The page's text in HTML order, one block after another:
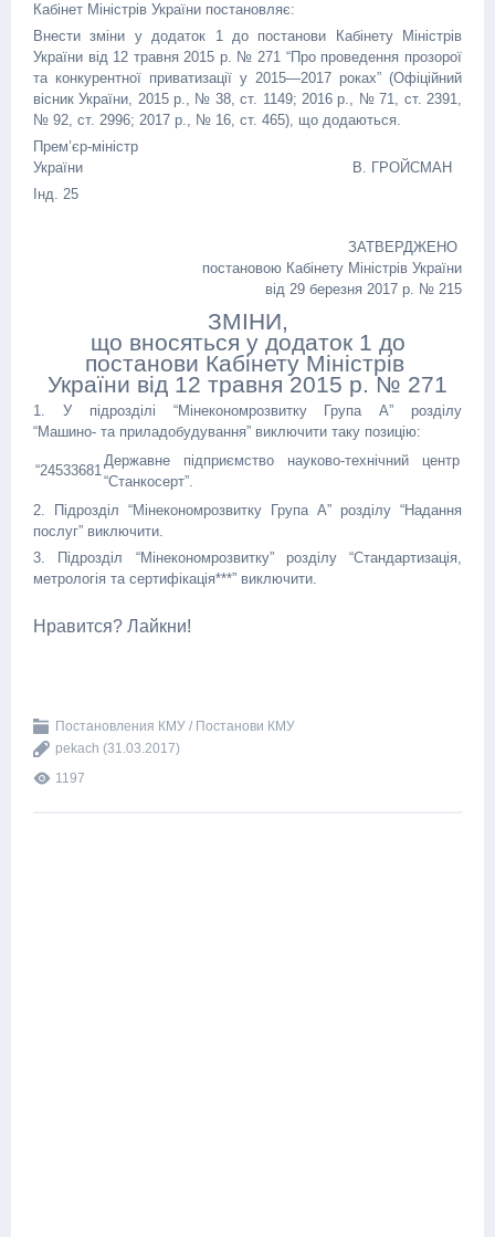
Кабінет Міністрів України постановляє:
Внести зміни у додаток 1 до постанови Кабінету Міністрів
України від 12 травня 2015 р. № 271 “Про проведення прозорої
та конкурентної приватизації у 2015—2017 роках” (Офіційний
вісник України, 2015 р., № 38, ст. 1149; 2016 р., № 71, ст. 2391,
№ 92, ст. 2996; 2017 р., № 16, ст. 465), що додаються.
Прем’єр-міністр
України В. ГРОЙСМАН
Інд. 25
ЗАТВЕРДЖЕНО
постановою Кабінету Міністрів України
від 29 березня 2017 р. № 215
ЗМІНИ,
що вносяться у додаток 1 до
постанови Кабінету Міністрів
України від 12 травня 2015 р. № 271
1. У підрозділі “Мінекономрозвитку Група А” розділу
“Машино- та приладобудування” виключити таку позицію:
“24533681
Державне підприємство науково-технічний центр
“Станкосерт”.
2. Підрозділ “Мінекономрозвитку Група А” розділу “Надання
послуг” виключити.
3. Підрозділ “Мінекономрозвитку” розділу “Стандартизація,
метрологія та сертифікація***” виключити.
Нравится? Лайкни!
Постановления КМУ / Постанови КМУ
pekach (31.03.2017)
1197